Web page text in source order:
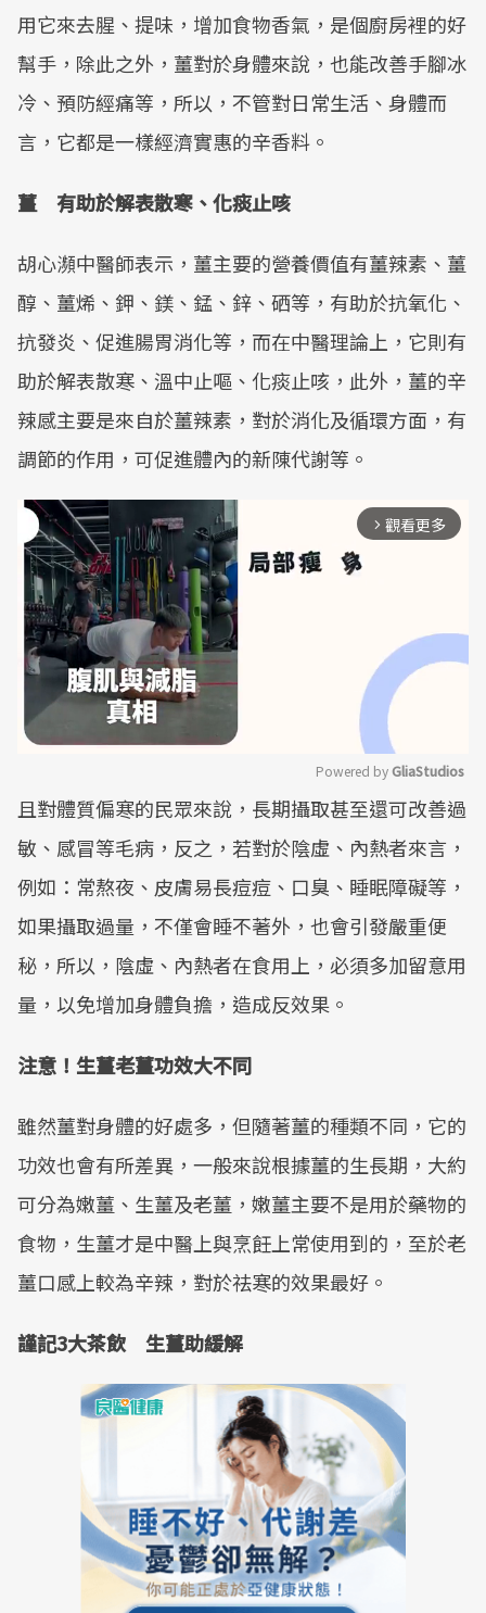
用它來去腥、提味，增加食物香氣，是個廚房裡的好
幫手，除此之外，薑對於身體來說，也能改善手腳冰
冷、預防經痛等，所以，不管對日常生活、身體而
言，它都是一樣經濟實惠的辛香料。
薑 有助於解表散寒、化痰止咳
胡心瀕中醫師表示，薑主要的營養價值有薑辣素、薑
醇、薑烯、鉀、鎂、錳、鋅、硒等，有助於抗氧化、
抗發炎、促進腸胃消化等，而在中醫理論上，它則有
助於解表散寒、溫中止嘔、化痰止咳，此外，薑的辛
辣感主要是來自於薑辣素，對於消化及循環方面，有
調節的作用，可促進體內的新陳代謝等。
arrow_forward_ios 觀看更多
Mute
Powered by GliaStudios
且對體質偏寒的民眾來說，長期攝取甚至還可改善過
敏、感冒等毛病，反之，若對於陰虛、內熱者來言，
例如：常熬夜、皮膚易長痘痘、口臭、睡眠障礙等，
如果攝取過量，不僅會睡不著外，也會引發嚴重便
秘，所以，陰虛、內熱者在食用上，必須多加留意用
量，以免增加身體負擔，造成反效果。
注意！生薑老薑功效大不同
雖然薑對身體的好處多，但隨著薑的種類不同，它的
功效也會有所差異，一般來說根據薑的生長期，大約
可分為嫩薑、生薑及老薑，嫩薑主要不是用於藥物的
食物，生薑才是中醫上與烹飪上常使用到的，至於老
薑口感上較為辛辣，對於祛寒的效果最好。
謹記3大茶飲 生薑助緩解